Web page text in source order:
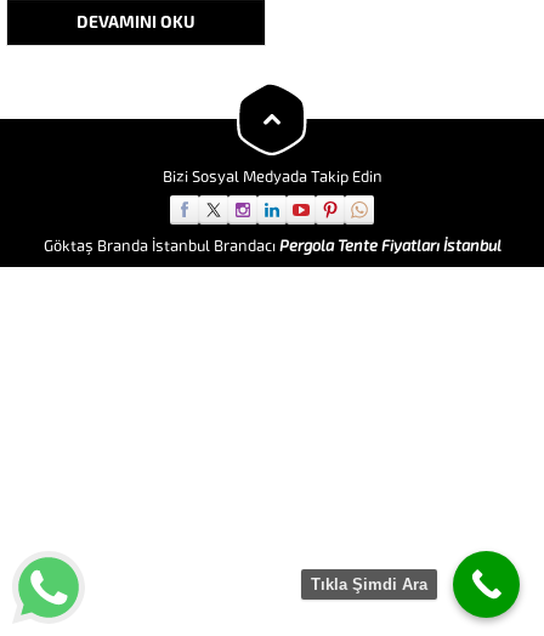
Geriye Doğru Toplanır estetik
görünümü sayesinde uygulandığı
alanda görsel bir güzellik kattığı
kullanılan Kumaşlar ...
DEVAMINI OKU
Bizi Sosyal Medyada Takip Edin
Göktaş Branda İstanbul Brandacı Pergola Tente Fiyatları İstanbul
Tıkla Şimdi Ara